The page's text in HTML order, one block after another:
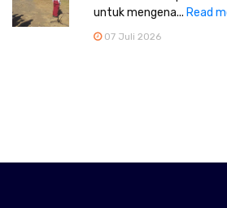
untuk mengena... Read
07 Juli 2026